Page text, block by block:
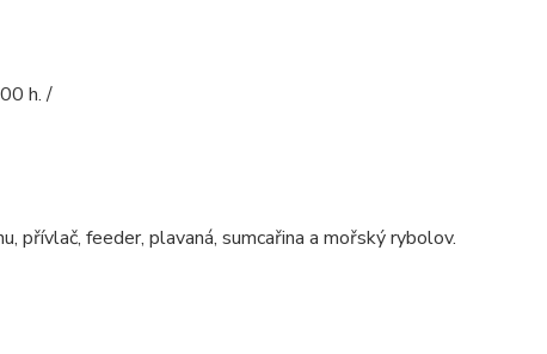
h. /
přívlač, feeder, plavaná, sumcařina a mořský rybolov.